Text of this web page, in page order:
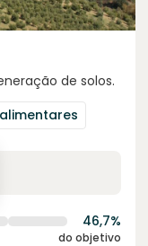
de solos.
46,7%
do objetivo